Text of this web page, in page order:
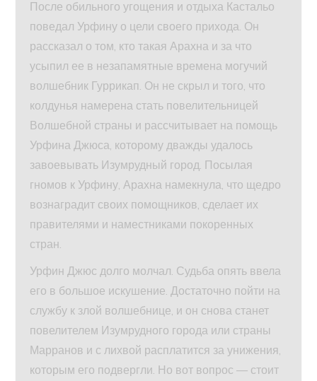
После обильного угощения и отдыха Кастальо
поведал Урфину о цели своего прихода. Он
рассказал о том, кто такая Арахна и за что
усыпил ее в незапамятные времена могучий
волшебник Гуррикап. Он не скрыл и того, что
колдунья намерена стать повелительницей
Волшебной страны и рассчитывает на помощь
Урфина Джюса, которому дважды удалось
завоевывать Изумрудный город. Посылая
гномов к Урфину, Арахна намекнула, что щедро
вознаградит своих помощников, сделает их
правителями и наместниками покоренных
стран.
Урфин Джюс долго молчал. Судьба опять ввела
его в большое искушение. Достаточно пойти на
службу к злой волшебнице, и он снова станет
повелителем Изумрудного города или страны
Марранов и с лихвой расплатится за унижения,
которым его подвергли. Но вот вопрос — стоит